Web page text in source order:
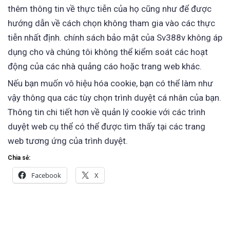
thêm thông tin về thực tiễn của họ cũng như để được
hướng dẫn về cách chọn không tham gia vào các thực
tiễn nhất định. chính sách bảo mật của Sv388v không áp
dụng cho và chúng tôi không thể kiểm soát các hoạt
động của các nhà quảng cáo hoặc trang web khác.
Nếu bạn muốn vô hiệu hóa cookie, bạn có thể làm như
vậy thông qua các tùy chọn trình duyệt cá nhân của bạn.
Thông tin chi tiết hơn về quản lý cookie với các trình
duyệt web cụ thể có thể được tìm thấy tại các trang
web tương ứng của trình duyệt.
Chia sẻ:
Facebook X